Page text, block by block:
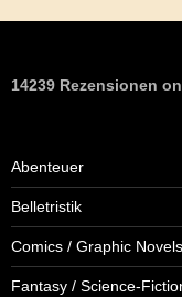
14239 Rezensionen
Abenteuer
Belletristik
Comics / Graphic Novels
Fantasy / Science-